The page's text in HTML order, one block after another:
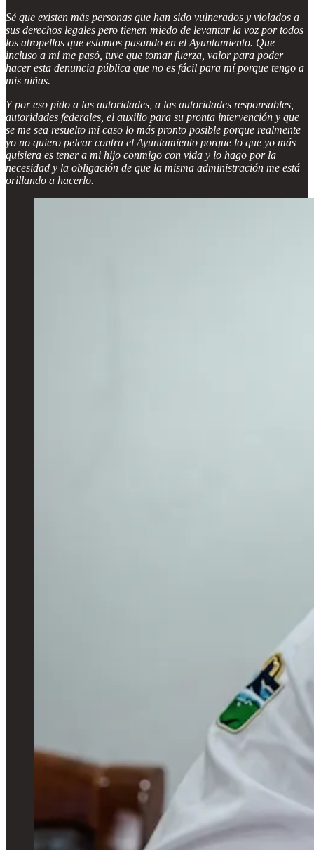
Sé que existen más personas que han sido vulnerados y violados a
sus derechos legales pero tienen miedo de levantar la voz por todos
los atropellos que estamos pasando en el Ayuntamiento. Que
incluso a mí me pasó, tuve que tomar fuerza, valor para poder
hacer esta denuncia pública que no es fácil para mí porque tengo a
mis niñas.
Y por eso pido a las autoridades, a las autoridades responsables,
autoridades federales, el auxilio para su pronta intervención y que
se me sea resuelto mi caso lo más pronto posible porque realmente
yo no quiero pelear contra el Ayuntamiento porque lo que yo más
quisiera es tener a mi hijo conmigo con vida y lo hago por la
necesidad y la obligación de que la misma administración me está
orillando a hacerlo.